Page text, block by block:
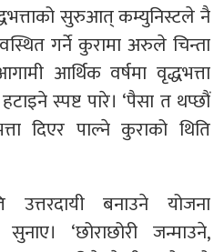
सुरुआत् कम्युनिस्टले नै
गर्ने कुरामा अरुले चिन्ता
आर्थिक वर्षमा वृद्धभत्ता
स्पष्ट पारे। ‘पैसा त थप्छौं
दिएर पाल्ने कुराको थिति
उत्तरदायी बनाउने योजना
‘छोराछोरी जन्माउने,